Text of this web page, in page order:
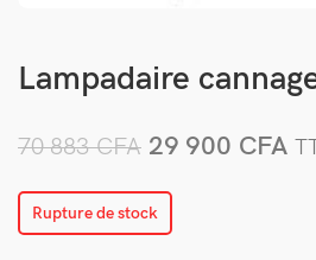
Lampadaire
70 883CFA 29 900 CFA
Rupture de stock